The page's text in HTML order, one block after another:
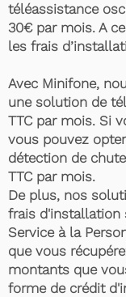
téléassistance
30€ par mois. A
les frais
Avec Minifone,
une solution de
TTC par mois. Si
vous pouvez
détection de
TTC par mois.
De plus, nos
frais d'installation
Service à la
que vous
montants que
forme de crédit